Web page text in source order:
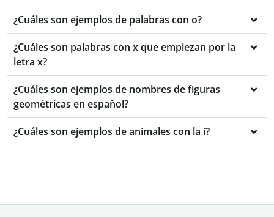
¿Cuáles son ejemplos de palabras con o?
¿Cuáles son palabras con x que empiezan por la
letra x?
¿Cuáles son ejemplos de nombres de figuras
geométricas en español?
¿Cuáles son ejemplos de animales con la i?